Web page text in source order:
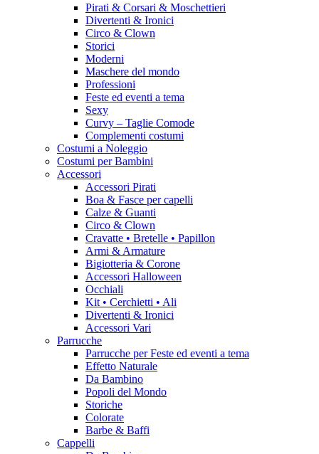
Pirati & Corsari & Moschettieri
Divertenti & Ironici
Circo & Clown
Storici
Moderni
Maschere del mondo
Professioni
Feste ed eventi a tema
Sexy
Curvy – Taglie Comode
Complementi costumi
Costumi a Noleggio
Costumi per Bambini
Accessori
Accessori Pirati
Boa & Fasce per capelli
Calze & Guanti
Circo & Clown
Cravatte • Bretelle • Papillon
Armi & Armature
Bigiotteria & Corone
Accessori Halloween
Occhiali
Kit • Cerchietti • Ali
Divertenti & Ironici
Accessori Vari
Parrucche
Parrucche per Feste ed eventi a tema
Effetto Naturale
Da Bambino
Popoli del Mondo
Storiche
Colorate
Barbe & Baffi
Cappelli